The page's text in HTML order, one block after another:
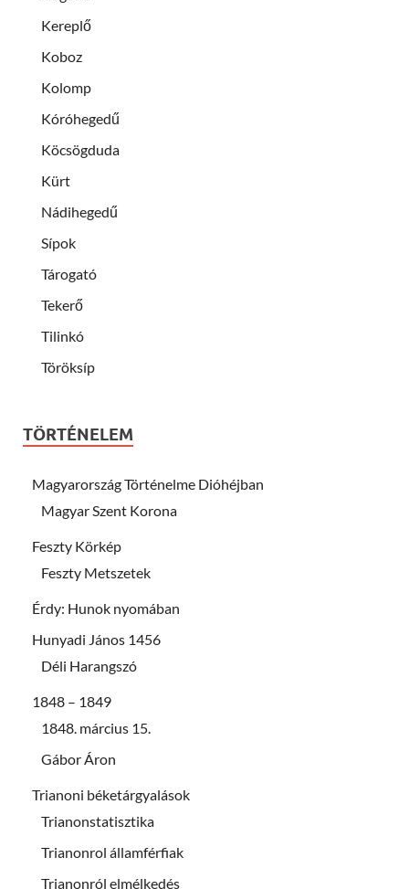
Kereplő
Koboz
Kolomp
Kóróhegedű
Köcsögduda
Kürt
Nádihegedű
Sípok
Tárogató
Tekerő
Tilinkó
Töröksíp
TÖRTÉNELEM
Magyarország Történelme Dióhéjban
Magyar Szent Korona
Feszty Körkép
Feszty Metszetek
Érdy: Hunok nyomában
Hunyadi János 1456
Déli Harangszó
1848 – 1849
1848. március 15.
Gábor Áron
Trianoni béketárgyalások
Trianonstatisztika
Trianonrol államférfiak
Trianonról elmélkedés